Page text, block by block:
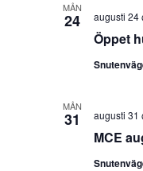
MÅN
24
Öppet
augusti 24
MÅN
31
MCE
augusti 31